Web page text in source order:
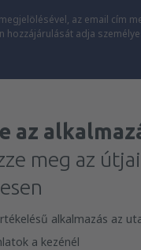
az email cím
hozzájárulását adja
az
meg az
alkalmazás az
a kezénél